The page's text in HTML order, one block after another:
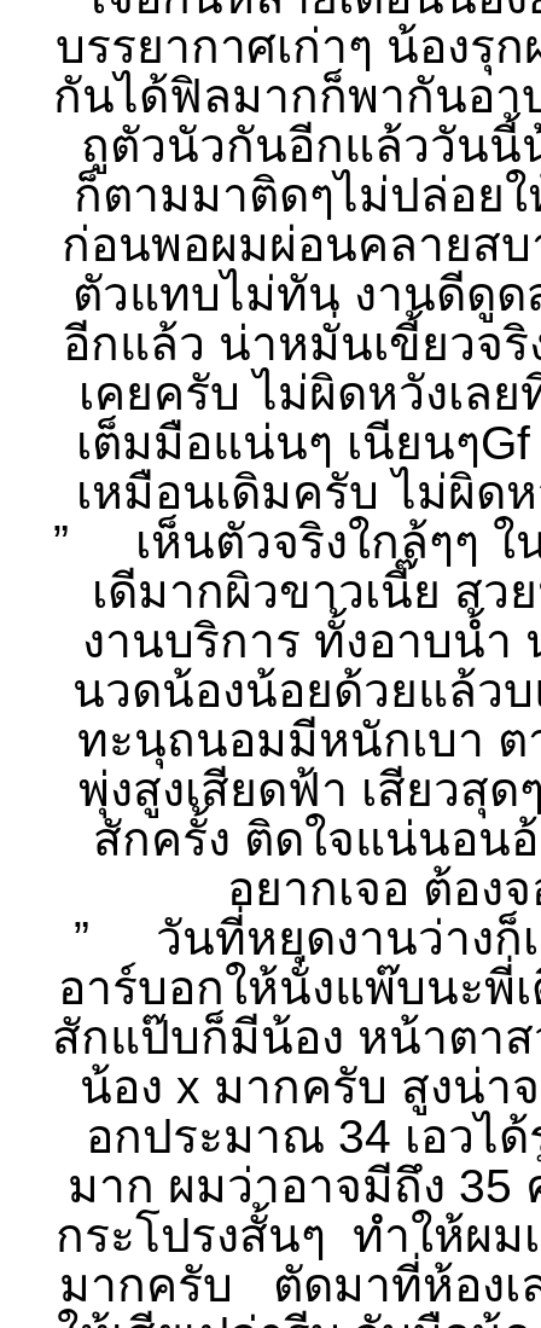
บรรยากาศเก่าๆ น้องรุ
กันได้ฟิลมากก็พากันอา
ถูตัวนัวกันอีกแล้ววันนี้
ก็ตามมาติดๆไม่ปล่อย
ก่อนพอผมผ่อนคลายสบ
ตัวแทบไม่ทัน งานดีดู
อีกแล้ว น่าหมั่นเขี้ยวจ
เคยครับ ไม่ผิดหวังเล
เต็มมือแน่นๆ เนียนๆ
เหมือนเดิมครับ ไม่ผิด
” เห็นตัวจริงใกล้ๆๆ ใ
เดีมากผิวขาวเนี๊ย สว
งานบริการ ทั้งอาบน้ำ
นวดน้องน้อยด้วยแล้ว
ทะนุถนอมมีหนักเบา
พุ่งสูงเสียดฟ้า เสียวสุ
สักครั้ง ติดใจแน่นอน
อยากเจอ ต้อง
” วันที่หยุดงานว่างก็
อาร์บอกให้นั่งแพ๊บนะพี่
สักแป๊บก็มีน้อง หน้าตา
น้อง x มากครับ สูงน่า
อกประมาณ 34 เอวไ
มาก ผมว่าอาจมีถึง 35
กระโปรงสั้นๆ ทำให้ผ
มากครับ ตัดมาที่ห้องเ